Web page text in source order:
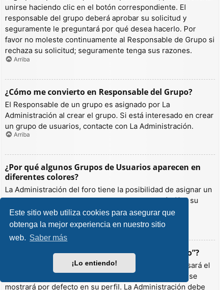
Este sitio web utiliza cookies para asegurar que
obtenga la mejor experiencia en nuestro sitio
web. Saber más
¡Lo entiendo!
unirse haciendo clic en el botón correspondiente. El
responsable del grupo deberá aprobar su solicitud y
seguramente le preguntará por qué desea hacerlo. Por
favor no moleste continuamente al Responsable de Grupo si
rechaza su solicitud; seguramente tenga sus razones.
Arriba
¿Cómo me convierto en Responsable del Grupo?
El Responsable de un grupo es asignado por La
Administración al crear el grupo. Si está interesado en crear
un grupo de usuarios, contacte con La Administración.
Arriba
¿Por qué algunos Grupos de Usuarios aparecen en
diferentes colores?
La Administración del foro tiene la posibilidad de asignar un
color a los usuarios de un grupo para hacer más fácil su
identificación.
Arriba
¿Qué es un “Grupo de Usuarios predeterminado”?
Si es miembro de más de un grupo por defecto, se usará el
“predeterminado” para determinar qué color y rango se
mostrará por defecto en su perfil. La Administración debe